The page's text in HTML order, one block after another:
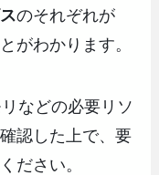
のそれぞれが
がわかります。
などの必要リソ
認した上で、要
ださい。